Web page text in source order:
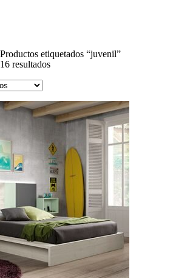
Productos etiquetados “juvenil”
resultadosOrdenado